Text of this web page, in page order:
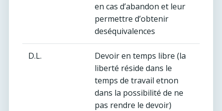
en cas d’abandon et leur
permettre d’obtenir
deséquivalences
D.L.
Devoir en temps libre (la
liberté réside dans le
temps de travail etnon
dans la possibilité de ne
pas rendre le devoir)